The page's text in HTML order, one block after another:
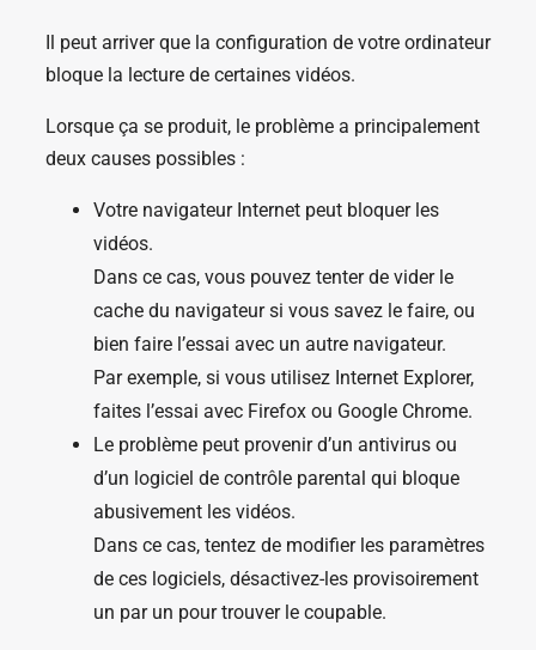
Il peut arriver que la configuration de votre ordinateur
bloque la lecture de certaines vidéos.
Lorsque ça se produit, le problème a principalement
deux causes possibles :
Votre navigateur Internet peut bloquer les
vidéos.
Dans ce cas, vous pouvez tenter de vider le
cache du navigateur si vous savez le faire, ou
bien faire l’essai avec un autre navigateur.
Par exemple, si vous utilisez Internet Explorer,
faites l’essai avec Firefox ou Google Chrome.
Le problème peut provenir d’un antivirus ou
d’un logiciel de contrôle parental qui bloque
abusivement les vidéos.
Dans ce cas, tentez de modifier les paramètres
de ces logiciels, désactivez-les provisoirement
un par un pour trouver le coupable.